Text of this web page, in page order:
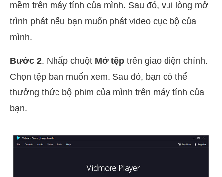
mềm trên máy tính của mình. Sau đó, vui lòng mở
trình phát nếu bạn muốn phát video cục bộ của
mình.
Bước 2. Nhấp chuột Mở tệp trên giao diện chính.
Chọn tệp bạn muốn xem. Sau đó, bạn có thể
thưởng thức bộ phim của mình trên máy tính của
bạn.